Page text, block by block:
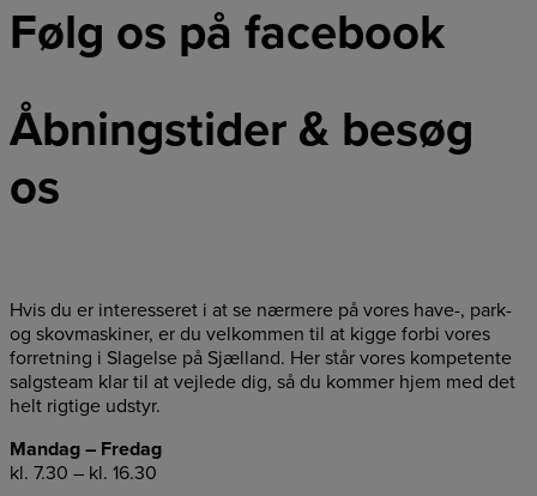
Følg os på facebook
Åbningstider & besøg
os
Hvis du er interesseret i at se nærmere på vores have-, park-
og skovmaskiner, er du velkommen til at kigge forbi vores
forretning i Slagelse på Sjælland. Her står vores kompetente
salgsteam klar til at vejlede dig, så du kommer hjem med det
helt rigtige udstyr.
Mandag – Fredag
kl. 7.30 – kl. 16.30